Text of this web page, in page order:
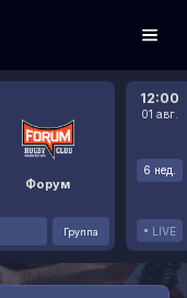
Форум
Группа
12:00
01 авг.
6 нед.
LIVE